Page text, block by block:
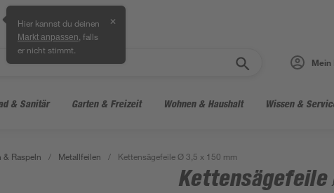
Hier kannst du deinen
Markt anpassen , falls
er nicht stimmt.
✕
Mein
& Sanitär Garten & Freizeit Wohnen & Haushalt Wissen &
& Raspeln / Metallfeilen / Kettensägefeile Ø 3,5 x 150 mm
Kettensägefeile